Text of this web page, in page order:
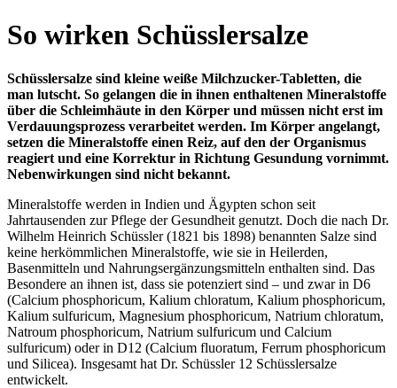
So wirken Schüsslersalze
Schüsslersalze sind kleine weiße Milchzucker-Tabletten, die
man lutscht. So gelangen die in ihnen enthaltenen Mineralstoffe
über die Schleimhäute in den Körper und müssen nicht erst im
Verdauungsprozess verarbeitet werden. Im Körper angelangt,
setzen die Mineralstoffe einen Reiz, auf den der Organismus
reagiert und eine Korrektur in Richtung Gesundung vornimmt.
Nebenwirkungen sind nicht bekannt.
Mineralstoffe werden in Indien und Ägypten schon seit
Jahrtausenden zur Pflege der Gesundheit genutzt. Doch die nach Dr.
Wilhelm Heinrich Schüssler (1821 bis 1898) benannten Salze sind
keine herkömmlichen Mineralstoffe, wie sie in Heilerden,
Basenmitteln und Nahrungsergänzungsmitteln enthalten sind. Das
Besondere an ihnen ist, dass sie potenziert sind – und zwar in D6
(Calcium phosphoricum, Kalium chloratum, Kalium phosphoricum,
Kalium sulfuricum, Magnesium phosphoricum, Natrium chloratum,
Natroum phosphoricum, Natrium sulfuricum und Calcium
sulfuricum) oder in D12 (Calcium fluoratum, Ferrum phosphoricum
und Silicea). Insgesamt hat Dr. Schüssler 12 Schüsslersalze
entwickelt.